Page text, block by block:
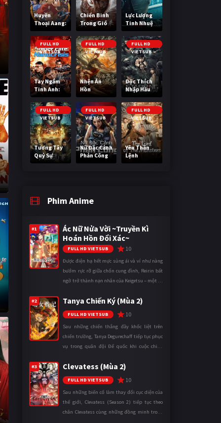
Huyền
Thoại Aang:
Tiết Khí Sư
Cuối Cùng
Chiến Binh
Trong Gió
Lực Lượng
Tinh Nhuệ
FULL HD
VIETSUB
Tay Ngắm
Tinh Anh:
Nguy Cơ
Nano
FULL HD
VIETSUB
Nhện Ăn
Hồn
FULL HD
VIETSUB
Độc Thích
Nhập Hầu
FULL HD
VIETSUB
Tương Tây
Quỷ Sự
FULL HD
VIETSUB
Nữ Đặc Cảnh
Phản Công
FULL HD
VIETSUB
Yêu Thần
Lệnh
Phim Anime
#1
Ác Nữ Nửa Vời ~Truyền Kì
Hoán Hồn Đổi Xác~
FULL HD VIETSUB 10
Được điện hạ hết mực sủng ái và ví như nàng
bướm rực rỡ giữa chốn cung đình, Reirin bất
ngờ trở thành nạn nhân của Keigetsu – một kẻ
thuật để hoán đổi th ...
#2 Tanya Chiến Ký (Mùa 2)
FULL HD VIETSUB 10
Sau những chiến thắng đầy khốc liệt trên
chiến trường, Tanya Degurechaff tiếp tục phục
vụ trong quân đội Đế quốc khi cuộc chiến
mặt trận. Dù sở hữu tài năn ...
#3 Clevatess (Mùa 2)
FULL HD VIETSUB 10
Sau những biến cố làm thay đổi cục diện của
thế giới, Clevatess (Season 2) tiếp tục theo
chân Clevatess cùng những đồng minh trong